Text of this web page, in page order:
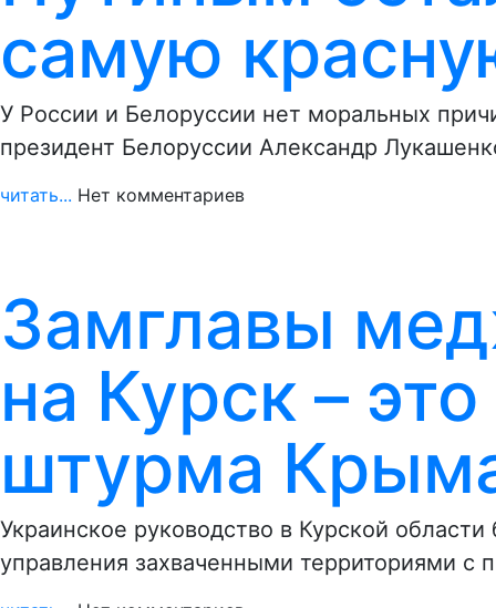
самую
У России и Белоруссии нет моральных
президент Белоруссии Александр
читать... Нет комментариев
Замглавы
на Курск –
штурма
Украинское руководство в Курской
управления захваченными территориями